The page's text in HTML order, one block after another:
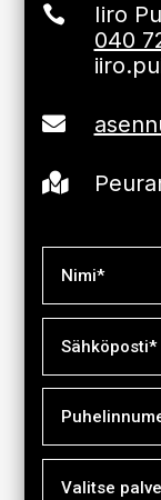

Iiro
040

